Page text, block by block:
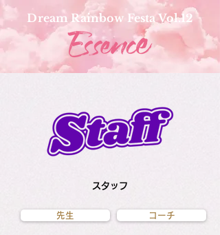
Dream Rainbow Festa Vol.12
スタッフ
先生 コーチ